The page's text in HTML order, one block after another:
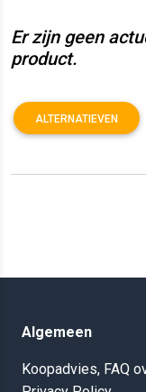
Er zijn geen
product.
ALTERNATIEVEN
Algemeen
Koopadvies, FAQ